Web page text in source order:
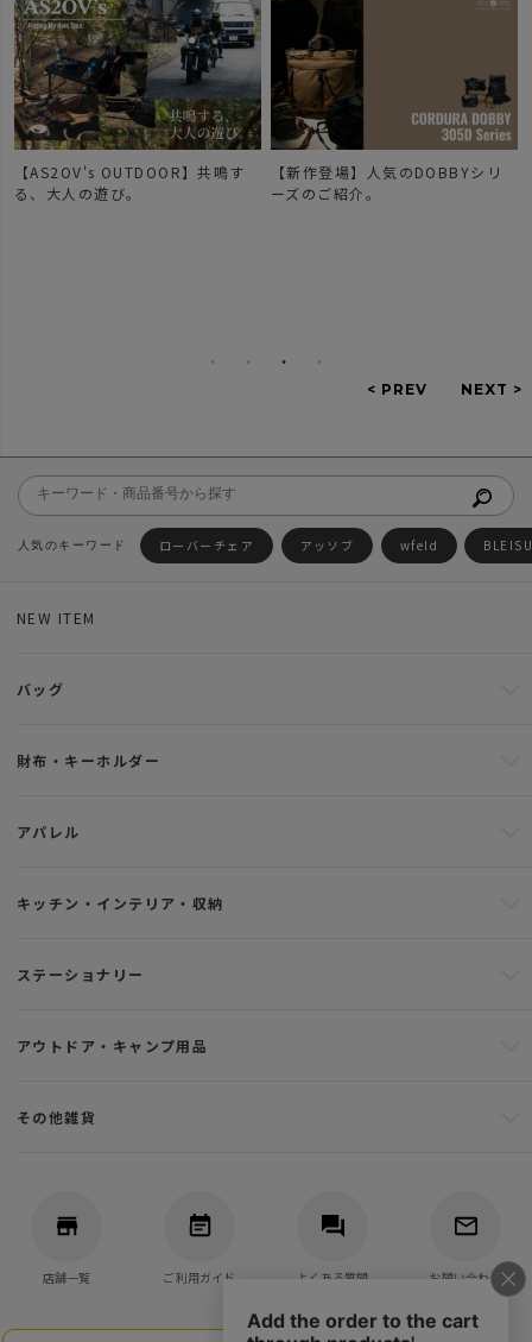
【AS2OV's OUTDOOR】共鳴す
る、大人の遊び。
【新作登場】人気のDOBBYシリ
ーズのご紹介。
ローバーチェア アッソブ wfeld
NEW ITEM
バッグ
財布・キーホルダー
アパレル
キッチン・インテリア・収納
ステーショナリー
アウトドア・キャンプ用品
その他雑貨
店舗一覧 ご利用ガイド よくある質問 お問い合わせ